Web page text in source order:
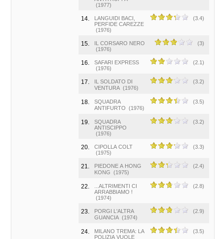
(1977)
14.
LANGUIDI BACI,
PERFIDE CAREZZE
(1976)
(3.4)
15.
IL CORSARO NERO
(1976)
(3)
16.
SAFARI EXPRESS
(1976)
(2.1)
17.
IL SOLDATO DI
VENTURA (1976)
(3.2)
18.
SQUADRA
ANTIFURTO (1976)
(3.5)
19.
SQUADRA
ANTISCIPPO
(1976)
(3.2)
20.
CIPOLLA COLT
(1975)
(3.3)
21.
PIEDONE A HONG
KONG (1975)
(2.4)
22.
...ALTRIMENTI CI
ARRABBIAMO !
(1974)
(2.8)
23.
PORGI L'ALTRA
GUANCIA (1974)
(2.9)
24.
MILANO TREMA: LA
POLIZIA VUOLE
(3.5)